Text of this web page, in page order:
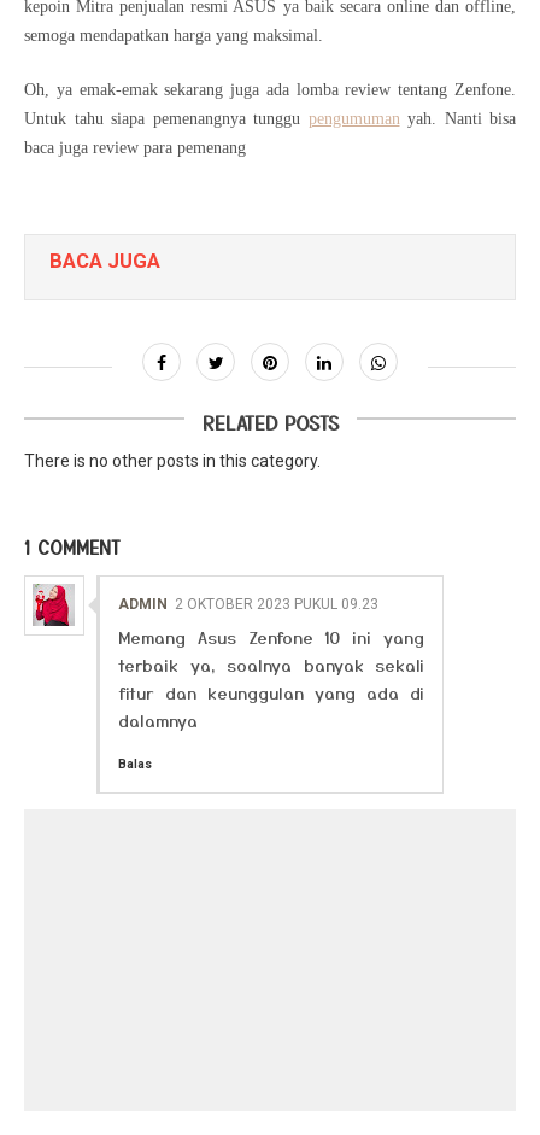
kepoin Mitra penjualan resmi ASUS ya baik secara online dan offline,
semoga mendapatkan harga yang maksimal.
Oh, ya emak-emak sekarang juga ada lomba review tentang Zenfone.
Untuk tahu siapa pemenangnya tunggu pengumuman yah. Nanti bisa
baca juga review para pemenang
BACA JUGA
RELATED POSTS
There is no other posts in this category.
1 COMMENT
ADMIN 2 OKTOBER 2023 PUKUL 09.23
Memang Asus Zenfone 10 ini yang
terbaik ya, soalnya banyak sekali
fitur dan keunggulan yang ada di
dalamnya
Balas